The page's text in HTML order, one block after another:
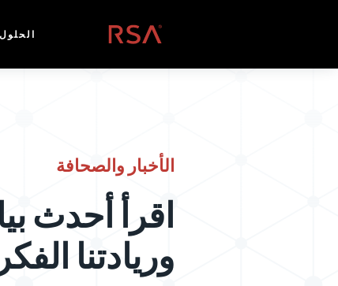
الصفحة الرئيسية الحلول
الأخبار والصحافة
اقرأ أحدث
وريادتنا